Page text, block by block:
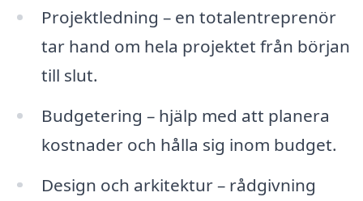
Projektledning – en totalentreprenör
tar hand om hela projektet från början
till slut.
Budgetering – hjälp med att planera
kostnader och hålla sig inom budget.
Design och arkitektur – rådgivning